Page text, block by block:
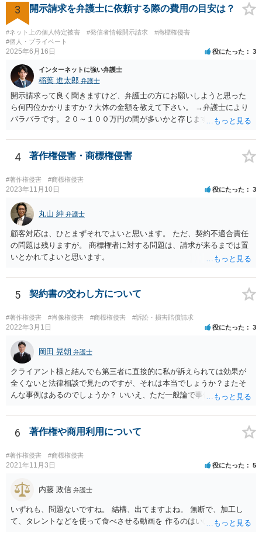
って出るかはこちらに都合よく契約書を解釈して決めて良いと思いま
すが、裁判にもつれ込んだ場合、第三者の目から見て客観的にも条件
が守られないとはっきり言えるのは相手が削除請求をしたことが記録
上はっきりするとき（例えばYouTubeへの通報などにより動画を削除
させた時）となるかも知れません。 以上を前提に、まずは動画の配信
は合意に基づく正当な権利だと主張し、相手が反論や削除請求の通
報・裁判等をしてきたら弁護士に依頼して対応するとよいと考えま
す。
3 開示請求を弁護士に依頼する際の費用の目安は？
#ネット上の個人特定被害 #発信者情報開示請求
#商標権侵害
#個人・プライベート
2025年6月16日 役にたった 3
インターネットに強い弁護士
稲葉 進太郎 弁護士
開示請求って良く聞きますけど、弁護士の方にお願いしようと思った
ら何円位かかりますか？大体の金額を教えて下さい。 →弁護士により
バラバラです。２０～１００万円の間が多いかと存じます。
4 著作権侵害・商標権侵害
#著作権侵害 #商標権侵害
2023年11月10日 役にたった 3
丸山 紳 弁護士
顧客対応は、ひとまずそれでよいと思います。 ただ、契約不適合責任
の問題は残りますが。 商標権者に対する問題は、請求が来るまでは置
いとかれてよいと思います。
5 契約書の交わし方について
#著作権侵害 #肖像権侵害 #商標権侵害 #訴訟・損害賠償請求
2022年3月1日 役にたった 3
岡田 晃朝 弁護士
クライアント様と結んでも第三者に直接的に私が訴えられては効果が
全くないと法律相談で見たのですが、それは本当でしょうか？またそ
んな事例はあるのでしょうか？ いいえ、ただ一般論で事例は分かりま
6 著作権や商用利用について
#著作権侵害 #商標権侵害
2021年11月3日 役にたった 5
内藤 政信 弁護士
いずれも、問題ないですね。 結構、出てますよね。 無断で、加工し
て、タレントなどを使って食べさせる動画を 作るのはいけませんが。